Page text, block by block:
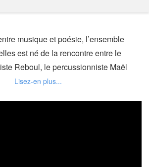
musique et poésie, l’ensemble
est né de la rencontre entre le
Reboul, le percussionniste Maël
chanteuses Fanny Mouquod et